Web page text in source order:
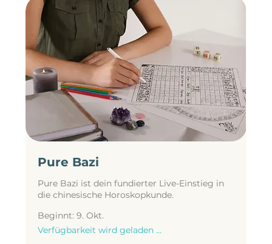
Pure Bazi
Pure Bazi ist dein fundierter Live-Einstieg in
die chinesische Horoskopkunde.
Beginnt: 9. Okt.
Verfügbarkeit wird geladen ...